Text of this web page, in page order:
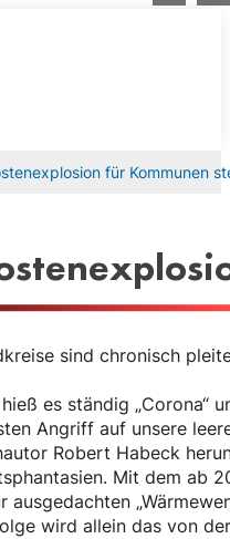
für Kommunen
sind chronisch
es ständig „Corona“
Angriff auf unsere
Robert Habeck
Mit dem ab
ausgedachten
wird allein das von